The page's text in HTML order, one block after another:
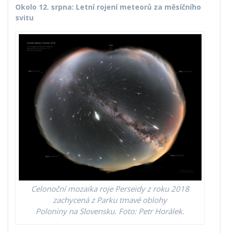
Okolo 12. srpna: Letní rojení meteorů za měsíčního
svitu
Celonoční mozaika roje Perseidy z roku 2018
zachycená z Parku tmavé oblohy
Poloniny na Slovensku. Foto: Petr Horálek.